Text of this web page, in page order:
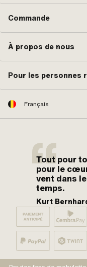
Commande
À propos de nous
Pour les personnes
Français
Tout pour
pour le
vent dans
temps.
Kurt